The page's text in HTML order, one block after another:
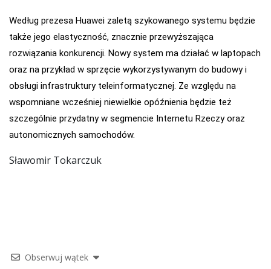
Według prezesa Huawei zaletą szykowanego systemu będzie
także jego elastyczność, znacznie przewyższająca
rozwiązania konkurencji. Nowy system ma działać w laptopach
oraz na przykład w sprzęcie wykorzystywanym do budowy i
obsługi infrastruktury teleinformatycznej. Ze względu na
wspomniane wcześniej niewielkie opóźnienia będzie też
szczególnie przydatny w segmencie Internetu Rzeczy oraz
autonomicznych samochodów.
Sławomir Tokarczuk
Obserwuj wątek